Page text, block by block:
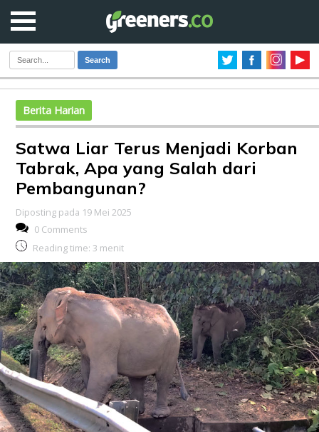
Search
Berita Harian
Satwa Liar Terus Menjadi Korban
Tabrak, Apa yang Salah dari
Pembangunan?
Diposting pada 19 Mei 2025
0 Comments
Reading time: 3 menit